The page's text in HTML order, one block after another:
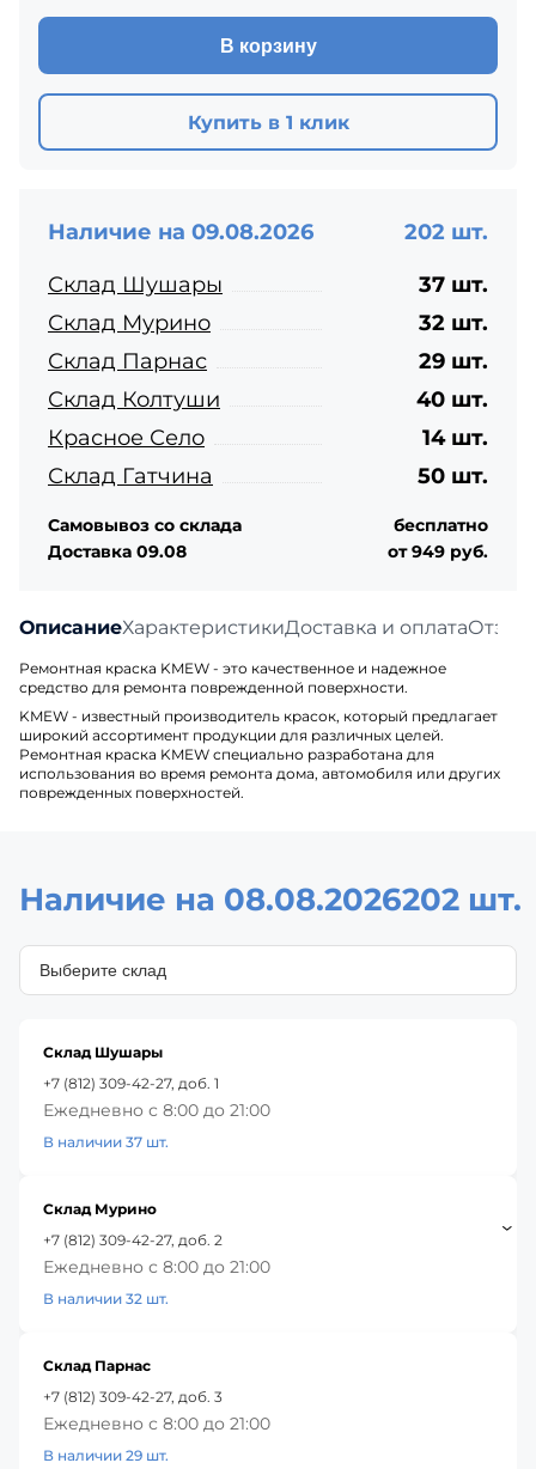
ОписаниеХарактеристикиДоставка и оплата
Ремонтная краска KMEW - это качественное и надежное
средство для ремонта поврежденной поверхности.
KMEW - известный производитель красок, который предлагает
широкий ассортимент продукции для различных целей.
Ремонтная краска KMEW специально разработана для
использования во время ремонта дома, автомобиля или других
поврежденных поверхностей.
В корзину
Купить в 1 клик
Наличие на 09.08.2026
202 шт.
Склад Шушары
37 шт.
Склад Мурино
32 шт.
Склад Парнас
29 шт.
Склад Колтуши
40 шт.
Красное Село
14 шт.
Склад Гатчина
50 шт.
Самовывоз со склада
бесплатно
Доставка 09.08
от 949 руб.
Наличие на 08.08.2026202 шт.
Склад Шушары
+7 (812) 309-42-27, доб. 1
Ежедневно с 8:00 до 21:00
В наличии 37 шт.
Склад Мурино
+7 (812) 309-42-27, доб. 2
Ежедневно с 8:00 до 21:00
В наличии 32 шт.
Склад Парнас
+7 (812) 309-42-27, доб. 3
Ежедневно с 8:00 до 21:00
В наличии 29 шт.